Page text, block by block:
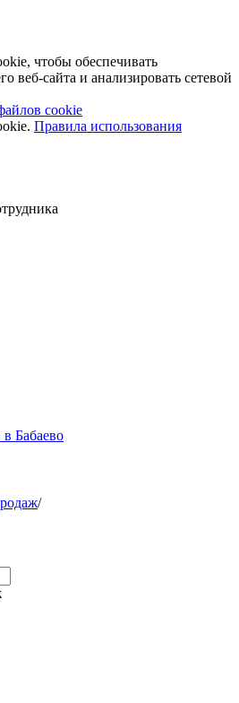
чтобы обеспечивать
веб-сайта и анализировать сетевой
cookie
Правила использования
Бабаево
/